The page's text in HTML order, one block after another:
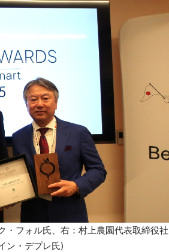
・フォル氏、右：村上農園代表取締役社
ン・デプレ氏)